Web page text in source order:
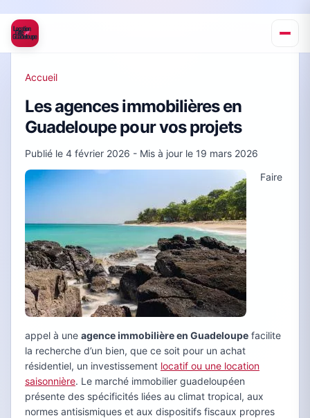
Accueil
Les agences immobilières en
Guadeloupe pour vos projets
Publié le 4 février 2026 - Mis à jour le 19 mars 2026
Faire
appel à une agence immobilière en Guadeloupe facilite
la recherche d’un bien, que ce soit pour un achat
résidentiel, un investissement locatif ou une location
saisonnière. Le marché immobilier guadeloupéen
présente des spécificités liées au climat tropical, aux
normes antisismiques et aux dispositifs fiscaux propres